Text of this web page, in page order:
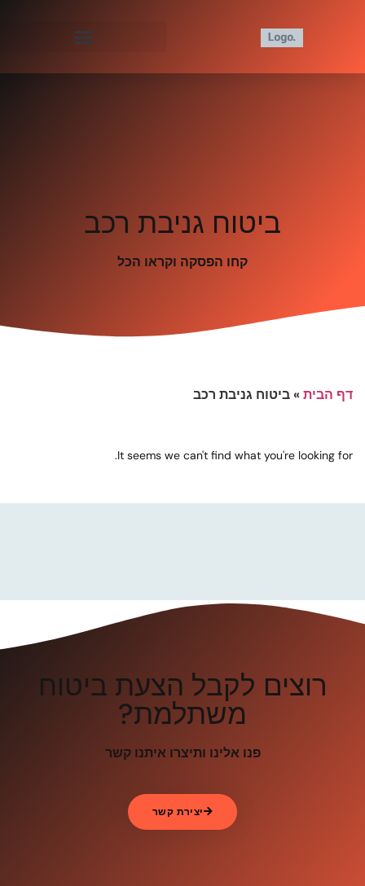
ביטוח גניבת רכב
קחו הפסקה וקראו הכל
דף הבית»ביטוח גניבת רכב
It seems we can't find what you're looking for.
רוצים לקבל הצעת ביטוח
משתלמת?
פנו אלינו ותיצרו איתנו קשר
יצירת קשר